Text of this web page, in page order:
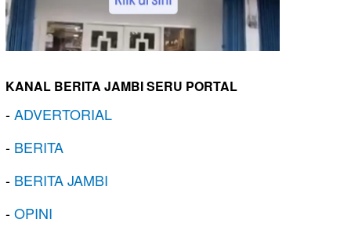
KANAL BERITA JAMBI SERU PORTAL
-ADVERTORIAL
- BERITA
- BERITA JAMBI
-OPINI